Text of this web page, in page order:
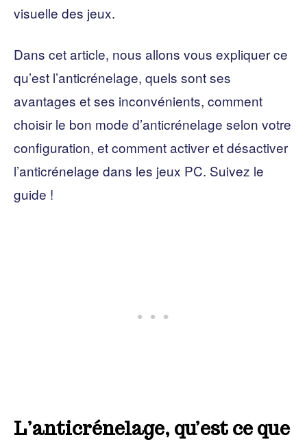
visuelle des jeux.
Dans cet article, nous allons vous expliquer ce
qu’est l’anticrénelage, quels sont ses
avantages et ses inconvénients, comment
choisir le bon mode d’anticrénelage selon votre
configuration, et comment activer et désactiver
l’anticrénelage dans les jeux PC. Suivez le
guide !
L’anticrénelage, qu’est ce que